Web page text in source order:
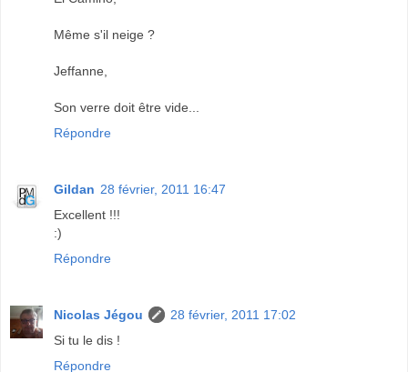
Même s'il neige ?
Jeffanne,
Son verre doit être vide...
Répondre
Gildan 28 février, 2011 16:47
Excellent !!!
:)
Répondre
Nicolas Jégou
28 février, 2011 17:02
Si tu le dis !
Répondre